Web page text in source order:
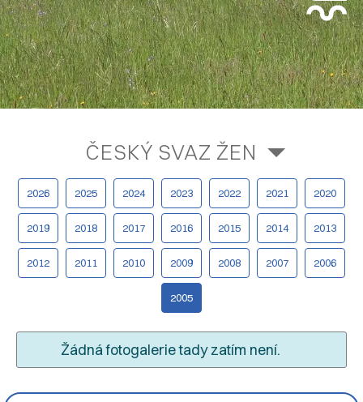
ČESKÝ SVAZ ŽEN
2026 2025 2024 2023 2022 2021 2020
2019 2018 2017 2016 2015 2014 2013
2012 2011 2010 2009 2008 2007 2006
2005
Žádná fotogalerie tady zatím není.